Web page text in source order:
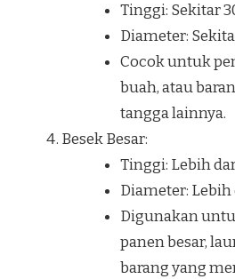
Tinggi: Sekitar
Diameter:
Cocok untuk
buah, atau
tangga lainnya.
Besek Besar:
Tinggi: Lebih
Diameter: Lebih
Digunakan
panen besar,
barang yang